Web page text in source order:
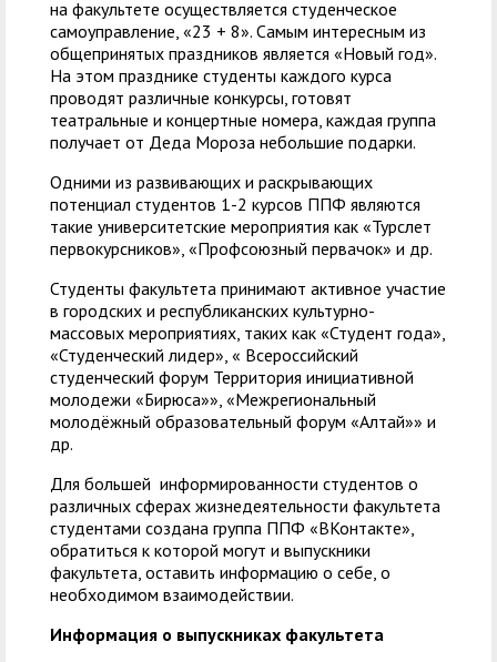
на факультете осуществляется студенческое
самоуправление, «23 + 8». Самым интересным из
общепринятых праздников является «Новый год».
На этом празднике студенты каждого курса
проводят различные конкурсы, готовят
театральные и концертные номера, каждая группа
получает от Деда Мороза небольшие подарки.
Одними из развивающих и раскрывающих
потенциал студентов 1-2 курсов ППФ являются
такие университетские мероприятия как «Турслет
первокурсников», «Профсоюзный первачок» и др.
Студенты факультета принимают активное участие
в городских и республиканских культурно-
массовых мероприятиях, таких как «Студент года»,
«Студенческий лидер», « Всероссийский
студенческий форум Территория инициативной
молодежи «Бирюса»», «Межрегиональный
молодёжный образовательный форум «Алтай»» и
др.
Для большей информированности студентов о
различных сферах жизнедеятельности факультета
студентами создана группа ППФ «ВКонтакте»,
обратиться к которой могут и выпускники
факультета, оставить информацию о себе, о
необходимом взаимодействии.
Информация о выпускниках факультета